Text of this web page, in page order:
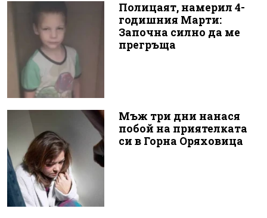
Полицаят, намерил 4-
годишния Марти:
Започна силно да ме
прегръща
Мъж три дни нанася
побой на приятелката
си в Горна Оряховица